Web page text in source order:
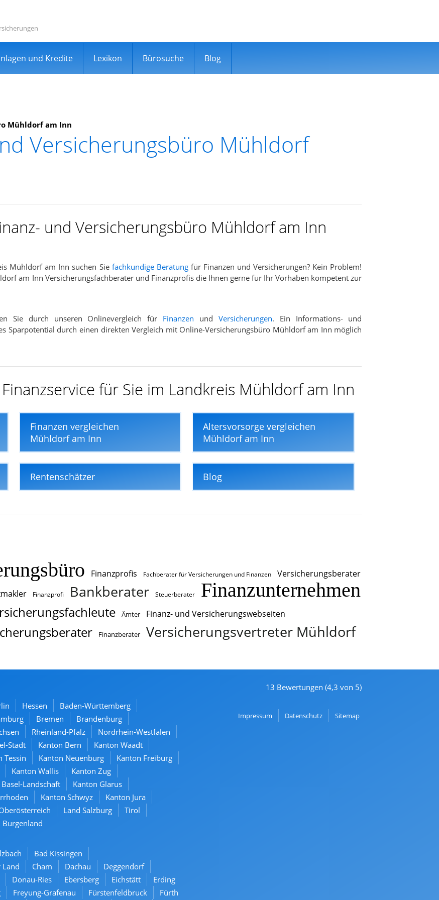
und Kredite Lexikon Bürosuche Blog
Mühldorf am Inn
Versicherungsbüro Mühldorf
und Versicherungsbüro Mühldorf am Inn
Mühldorf am Inn suchen Sie fachkundige Beratungfür Finanzen und Versicherungen? Kein Problem!
am Inn Versicherungsfachberater und Finanzprofis die Ihnen gerne für Ihr Vorhaben kompetent zur
Sie durch unseren Onlinevergleich für Finanzen und Versicherungen. Ein Informations- und
Sparpotential durch einen direkten Vergleich mit Online-Versicherungsbüro Mühldorf am Inn möglich
für Sie im Landkreis Mühldorf am Inn
Finanzen vergleichen
Mühldorf am Inn
Altersvorsorge vergleichen
Mühldorf am Inn
Rentenschätzer Blog
Finanzprofis Fachberater für Versicherungen und Finanzen
Versicherungsberater
Finanzprofi Bankberater Steuerberater
Finanzunternehmen
Ämter Finanz- und Versicherungswebseiten
Finanzberater Versicherungsvertreter Mühldorf
Hessen
Baden-Württemberg
Bremen
Brandenburg
Rheinland-Pfalz
Nordrhein-Westfalen
Stadt Kanton Bern
Kanton Waadt
Tessin Kanton Neuenburg
Kanton Freiburg
Kanton Wallis
Kanton Zug
Landschaft
Kanton Glarus
Kanton Schwyz
Kanton Jura
Land Salzburg
Tirol
Burgenland
Bad Kissingen
Land Cham Dachau
Deggendorf
Donau-Ries Ebersberg Eichstätt
Erding
Freyung-Grafenau Fürstenfeldbruck Fürth
13 Bewertungen (4,3 von 5)
Navigation
Impressum Datenschutz Sitemap